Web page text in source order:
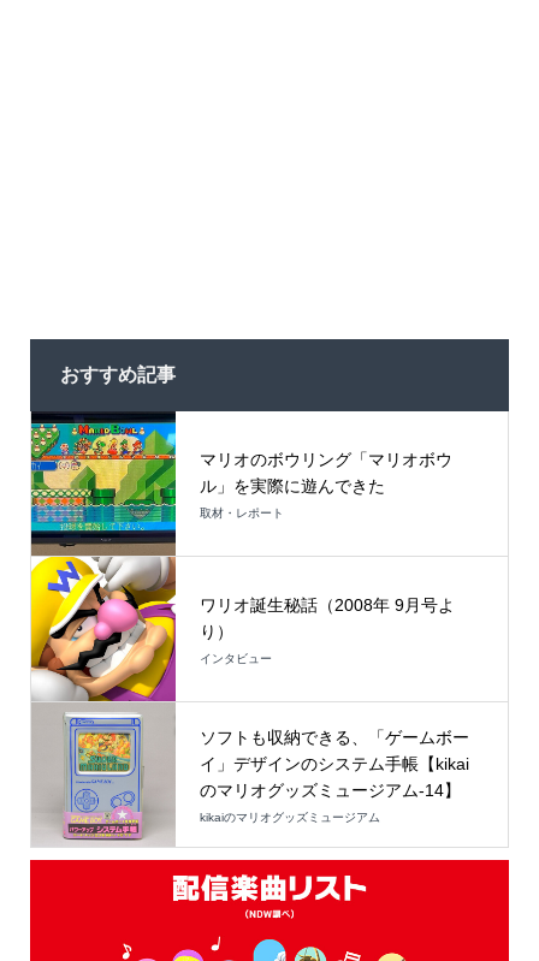
おすすめ記事
マリオのボウリング「マリオボウ
ル」を実際に遊んできた
取材・レポート
ワリオ誕生秘話（2008年 9月号よ
り）
インタビュー
ソフトも収納できる、「ゲームボー
イ」デザインのシステム手帳【kikai
のマリオグッズミュージアム-14】
kikaiのマリオグッズミュージアム